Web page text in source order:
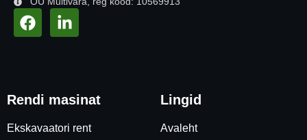
Rendi masinat
Ekskavaatori rent
Lingid
Avaleht